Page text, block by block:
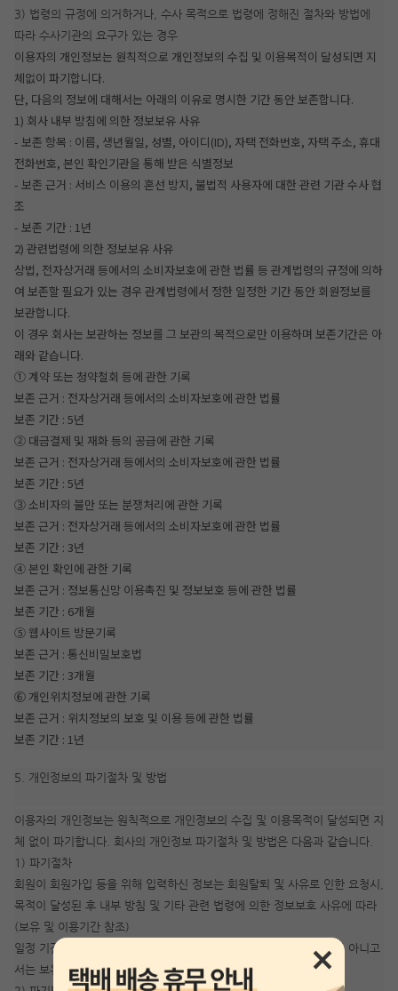
3) 법령의 규정에 의거하거나, 수사 목적으로 법령에 정해진 절차와 방법에
따라 수사기관의 요구가 있는 경우
이용자의 개인정보는 원칙적으로 개인정보의 수집 및 이용목적이 달성되면 지
체없이 파기합니다.
단, 다음의 정보에 대해서는 아래의 이유로 명시한 기간 동안 보존합니다.
1) 회사 내부 방침에 의한 정보보유 사유
- 보존 항목 : 이름, 생년월일, 성별, 아이디(ID), 자택 전화번호, 자택 주소, 휴대
전화번호, 본인 확인기관을 통해 받은 식별정보
- 보존 근거 : 서비스 이용의 혼선 방지, 불법적 사용자에 대한 관련 기관 수사 협
조
- 보존 기간 : 1년
2) 관련법령에 의한 정보보유 사유
상법, 전자상거래 등에서의 소비자보호에 관한 법률 등 관계법령의 규정에 의하
여 보존할 필요가 있는 경우 관계법령에서 정한 일정한 기간 동안 회원정보를
보관합니다.
이 경우 회사는 보관하는 정보를 그 보관의 목적으로만 이용하며 보존기간은 아
래와 같습니다.
① 계약 또는 청약철회 등에 관한 기록
보존 근거 : 전자상거래 등에서의 소비자보호에 관한 법률
보존 기간 : 5년
② 대금결제 및 재화 등의 공급에 관한 기록
보존 근거 : 전자상거래 등에서의 소비자보호에 관한 법률
보존 기간 : 5년
③ 소비자의 불만 또는 분쟁처리에 관한 기록
보존 근거 : 전자상거래 등에서의 소비자보호에 관한 법률
보존 기간 : 3년
④ 본인 확인에 관한 기록
보존 근거 : 정보통신망 이용촉진 및 정보보호 등에 관한 법률
보존 기간 : 6개월
⑤ 웹사이트 방문기록
보존 근거 : 통신비밀보호법
보존 기간 : 3개월
⑥ 개인위치정보에 관한 기록
보존 근거 : 위치정보의 보호 및 이용 등에 관한 법률
보존 기간 : 1년
5. 개인정보의 파기절차 및 방법
이용자의 개인정보는 원칙적으로 개인정보의 수집 및 이용목적이 달성되면 지
체 없이 파기합니다. 회사의 개인정보 파기절차 및 방법은 다음과 같습니다.
1) 파기절차
회원이 회원가입 등을 위해 입력하신 정보는 회원탈퇴 및 사유로 인한 요청시,
목적이 달성된 후 내부 방침 및 기타 관련 법령에 의한 정보보호 사유에 따라
(보유 및 이용기간 참조)
일정 기간 저장된 후 파기되어집니다. 개인정보는 법률에 의한 경우가 아니고
서는 보유되어지는 이외의 다른 목적으로 이용되지 않습니다.